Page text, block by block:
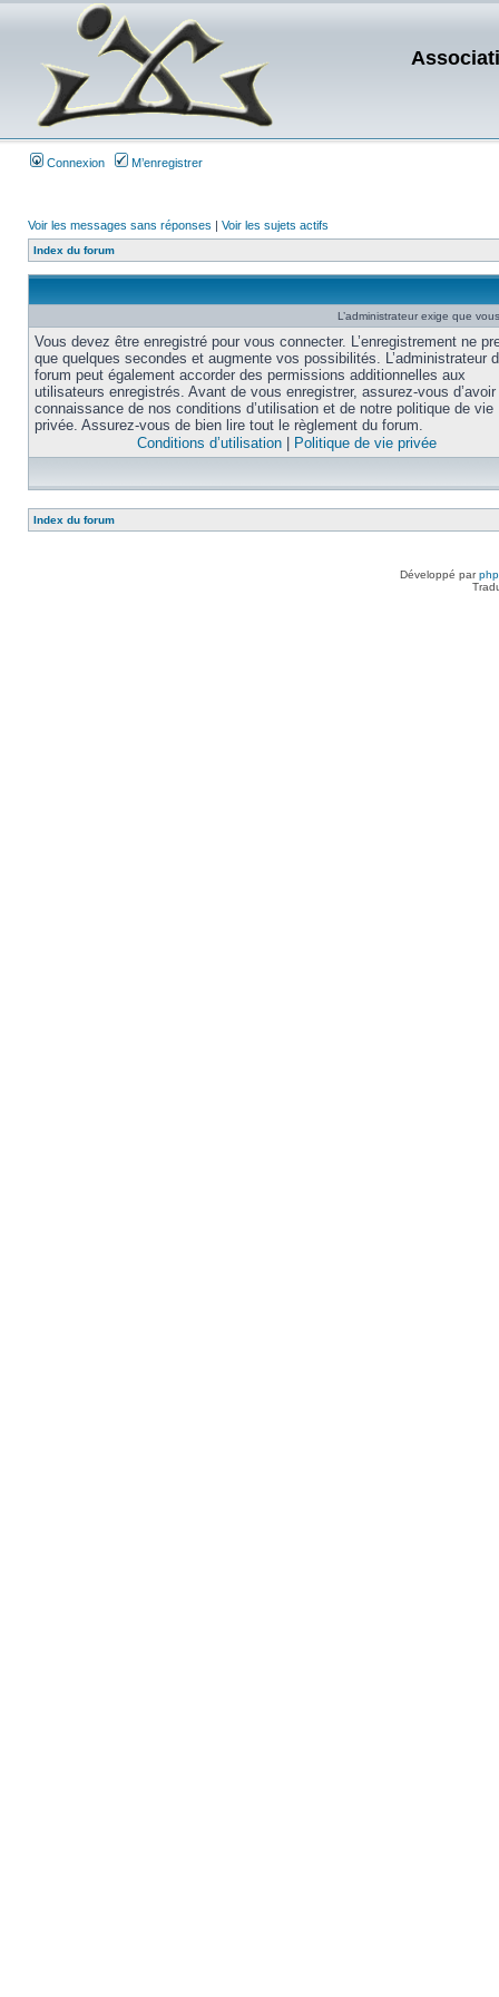
Connexion M’enregistrer
Voir les messages sans réponses | Voir les sujets actifs
Index du forum
L’administrateur exige que
Vous devez être enregistré pour vous connecter. L’enregistrement ne
que quelques secondes et augmente vos possibilités. L’administrateur
forum peut également accorder des permissions additionnelles aux
utilisateurs enregistrés. Avant de vous enregistrer, assurez-vous
connaissance de nos conditions d’utilisation et de notre politique de vie
privée. Assurez-vous de bien lire tout le règlement du forum.
Conditions d’utilisation
Politique de vie privée
Index du forum
Développé par